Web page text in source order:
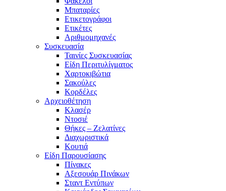
Μπαταρίες
Ετικετογράφοι
Ετικέτες
Αριθμομηχανές
Συσκευασία
Ταινίες Συσκευασίας
Είδη Περιτυλίγματος
Χαρτοκιβώτια
Σακούλες
Κορδέλες
Αρχειοθέτηση
Κλασέρ
Ντοσιέ
Θήκες – Ζελατίνες
Διαχωριστικά
Κουτιά
Είδη Παρουσίασης
Πίνακες
Αξεσουάρ Πινάκων
Σταντ Εντύπων